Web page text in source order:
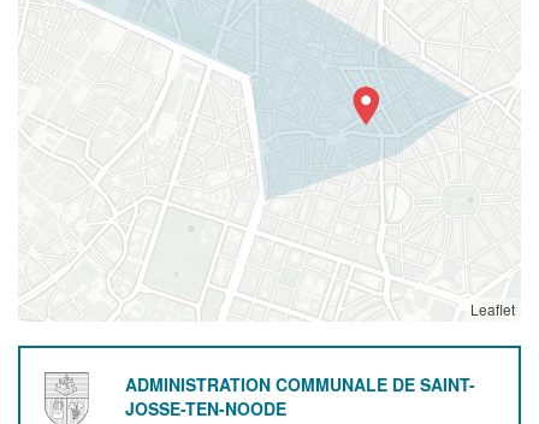
Leaflet
ADMINISTRATION COMMUNALE DE SAINT-
JOSSE-TEN-NOODE